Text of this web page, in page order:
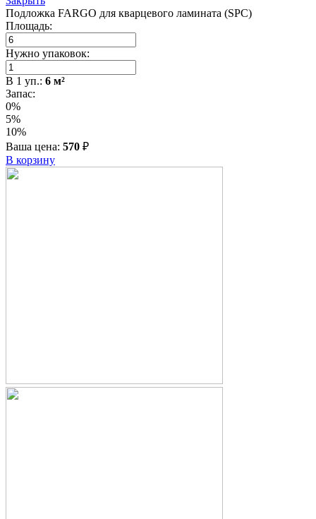
Подложка FARGO для кварцевого ламината (SPC)
Площадь:
Нужно упаковок:
В 1 уп.: 6 м²
Запас:
0%
5%
10%
Ваша цена: 570 ₽
В корзину